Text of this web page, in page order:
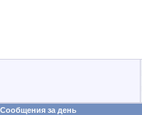
Сообщения за день